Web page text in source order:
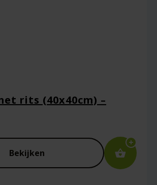
rits (40x40cm) –
Bekijken